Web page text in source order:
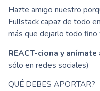
Hazte amigo nuestro
Fullstack capaz de todo
más que dejarlo todo fino
REACT-ciona y
sólo en redes sociales)
QUÉ DEBES APORTAR?